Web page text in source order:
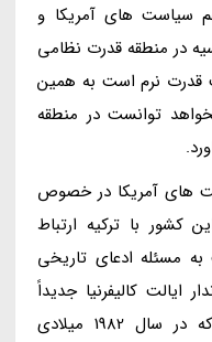
سیاست های آمریکا و
در منطقه قدرت نظامی
قدرت نرم است به همین
توانست در منطقه
های آمریکا در خصوص
کشور با ترکیه ارتباط
مسئله ادعای تاریخی
ایالت کالیفرنیا جدیداً
حکم آزادی فردی را امضا نموده که در سال 1982 میلادی